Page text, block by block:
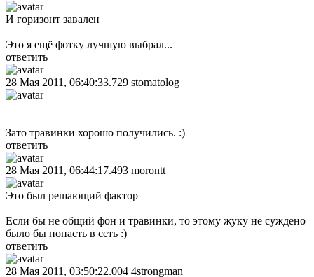
И горизонт завален
Это я ещё фотку лучшую выбрал...
ответить
28 Мая 2011, 06:40:33.729 stomatolog
Зато травинки хорошо получились. :)
ответить
28 Мая 2011, 06:44:17.493 morontt
Это был решающий фактор
Если бы не общий фон и травинки, то этому жуку не суждено
было бы попасть в сеть :)
ответить
28 Мая 2011, 03:50:22.004 4strongman